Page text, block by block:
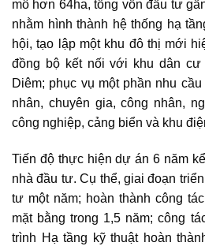
mô hơn 64ha, tổng vốn đầu tư
nhằm hình thành hệ thống hạ
hội, tạo lập một khu đô thị mới
đồng bộ kết nối với khu dân
Diêm; phục vụ một phần nhu
nhân, chuyên gia, công nhân,
công nghiệp, cảng biển và khu
Tiến độ thực hiện dự án 6 năm
nhà đầu tư. Cụ thể, giai đoạn
tư một năm; hoàn thành công
mặt bằng trong 1,5 năm; công
trình Hạ tầng kỹ thuật hoàn